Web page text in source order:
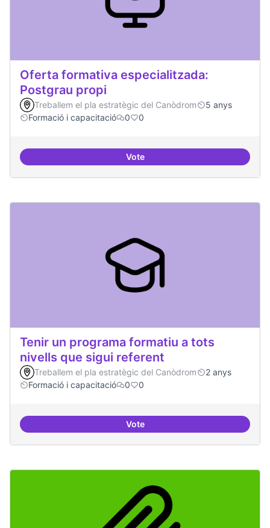
Oferta formativa especialitzada:
Postgrau propi
Treballem el pla estratègic del Canòdrom
5 anys
Formació i capacitació
0 0
VoteOferta formativa especialitzada:
Tenir un programa formatiu a tots
nivells que sigui referent
Treballem el pla estratègic del Canòdrom
2 anys
Formació i capacitació
0 0
VoteTenir un programa formatiu a